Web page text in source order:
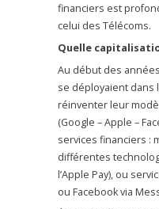
financiers est
celui des Télécoms.
Quelle
Au début des
se déployaient dans
réinventer leur
(Google – Apple –
services financiers :
différentes
l’Apple Pay), ou
ou Facebook via